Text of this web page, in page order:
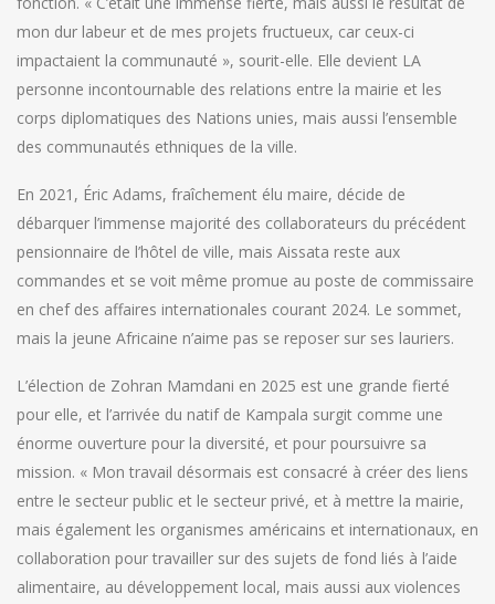
mon dur labeur et de mes projets fructueux, car ceux-ci
impactaient la communauté », sourit-elle. Elle devient LA
personne incontournable des relations entre la mairie et les
corps diplomatiques des Nations unies, mais aussi l’ensemble
des communautés ethniques de la ville.
En 2021, Éric Adams, fraîchement élu maire, décide de
débarquer l’immense majorité des collaborateurs du précédent
pensionnaire de l’hôtel de ville, mais Aissata reste aux
commandes et se voit même promue au poste de commissaire
en chef des affaires internationales courant 2024. Le sommet,
mais la jeune Africaine n’aime pas se reposer sur ses lauriers.
L’élection de Zohran Mamdani en 2025 est une grande fierté
pour elle, et l’arrivée du natif de Kampala surgit comme une
énorme ouverture pour la diversité, et pour poursuivre sa
mission. « Mon travail désormais est consacré à créer des liens
entre le secteur public et le secteur privé, et à mettre la mairie,
mais également les organismes américains et internationaux, en
collaboration pour travailler sur des sujets de fond liés à l’aide
alimentaire, au développement local, mais aussi aux violences